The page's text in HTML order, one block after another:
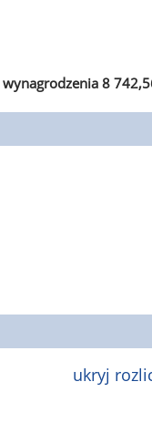
8
ukryj